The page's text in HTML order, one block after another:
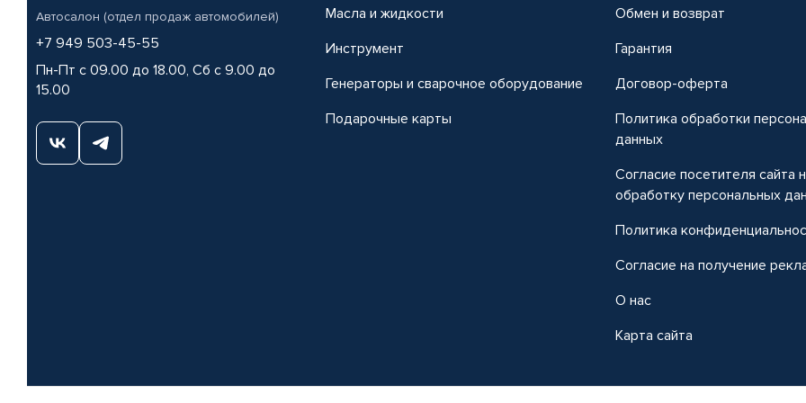
Автосалон (отдел продаж автомобилей)
+7 949 503-45-55
Пн-Пт с 09.00 до 18.00, Сб с 9.00 до
15.00
Масла и жидкости
Инструмент
Генераторы и сварочное оборудование
Подарочные карты
Обмен и возврат
Гарантия
Договор-оферта
Политика обработки
данных
Согласие посетителя сайта
обработку персональных
Политика
Согласие на получение
О нас
Карта сайта